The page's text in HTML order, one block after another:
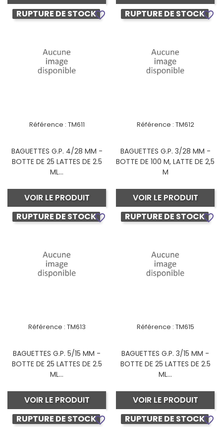
RUPTURE DE STOCK
Référence : TM611
BAGUETTES G.P. 4/28 MM -
BOTTE DE 25 LATTES DE 2.5
ML...
VOIR LE PRODUIT
favorite_border RUPTURE DE STOCK
Référence : TM612
BAGUETTES G.P. 3/28 MM -
BOTTE DE 100 M, LATTE DE 2,5
M
VOIR LE PRODUIT
favorite_border
RUPTURE DE STOCK
Référence : TM613
BAGUETTES G.P. 5/15 MM -
BOTTE DE 25 LATTES DE 2.5
ML...
VOIR LE PRODUIT
favorite_border RUPTURE DE STOCK
Référence : TM615
BAGUETTES G.P. 3/15 MM -
BOTTE DE 25 LATTES DE 2.5
ML...
VOIR LE PRODUIT
favorite_border
RUPTURE DE STOCKfavorite_border RUPTURE DE STOCKfavorite_border